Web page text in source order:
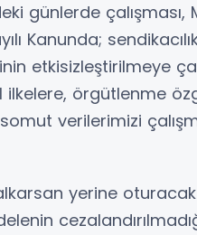
günlerde çalışması,
Kanunda;
etkisizleştirilmeye
örgütlenme
verilerimizi
yerine